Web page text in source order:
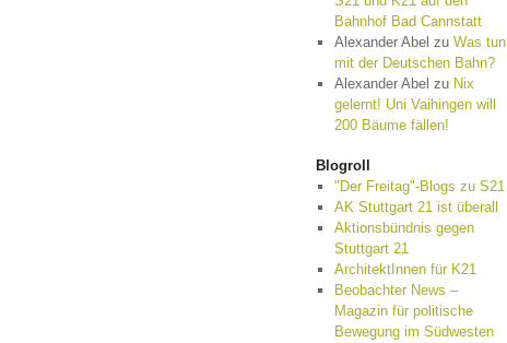
Bahnhof Bad Cannstatt
Alexander Abel zu Was tun
mit der Deutschen Bahn?
Alexander Abel zu Nix
gelernt! Uni Vaihingen will
200 Bäume fällen!
Blogroll
"Der Freitag"-Blogs zu S21
AK Stuttgart 21 ist überall
Aktionsbündnis gegen
Stuttgart 21
ArchitektInnen für K21
Beobachter News –
Magazin für politische
Bewegung im Südwesten